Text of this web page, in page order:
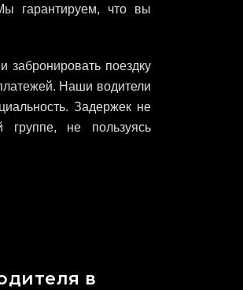
гарантируем, что вы
поездку
Наши водители
Задержек не
не пользуясь
в